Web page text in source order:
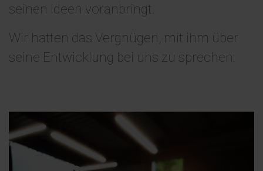
seinen Ideen voranbringt.
Wir hatten das Vergnügen, mit ihm über
seine Entwicklung bei uns zu sprechen: